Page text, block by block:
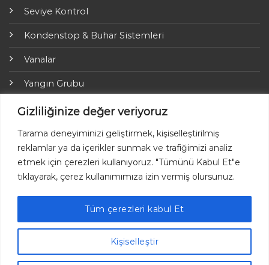
Gizliliğinize değer veriyoruz
Tarama deneyiminizi geliştirmek, kişiselleştirilmiş
reklamlar ya da içerikler sunmak ve trafiğimizi analiz
etmek için çerezleri kullanıyoruz. "Tümünü Kabul Et"e
tıklayarak, çerez kullanımımıza izin vermiş olursunuz.
Kişiselleştir
Tüm çerezleri kabul Et
Seviye Kontrol
Kondenstop & Buhar Sistemleri
Vanalar
Yangın Grubu
ARI-Armaturen
Yalıtım Grubu
Online Ödemeler
Ayvaz © 2026 Her hakkı saklıdır.